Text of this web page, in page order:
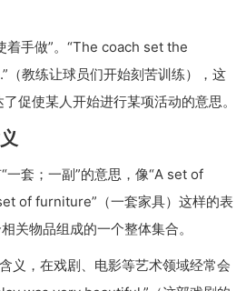
着手做”。“The coach set the
教练让球员们开始刻苦训练），这
促使某人开始进行某项活动的意思。
一套；一副”的意思，像“A set of
of furniture”（一套家具）这样的表
关物品组成的一个整体集合。
义，在戏剧、电影等艺术领域经常会